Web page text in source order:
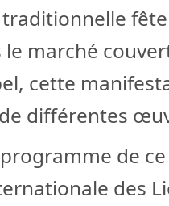
marché
cette
différentes
de
des